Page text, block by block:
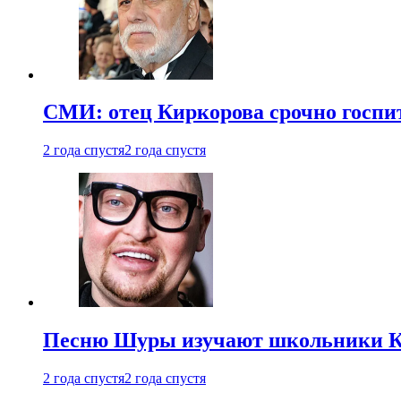
СМИ: отец Киркорова срочно
2 года спустя2 года спустя
Песню Шуры изучают школьники
2 года спустя2 года спустя